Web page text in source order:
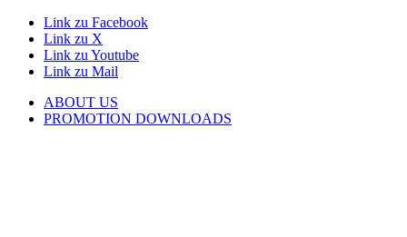
Link zu Facebook
Link zu X
Link zu Youtube
Link zu Mail
ABOUT US
PROMOTION DOWNLOADS